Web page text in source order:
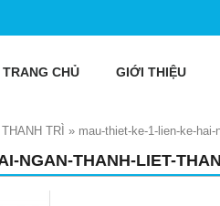
TRANG CHỦ GIỚI THIỆU
TRÌ » mau-thiet-ke-1-lien-ke-
NGAN-THANH-LIET-